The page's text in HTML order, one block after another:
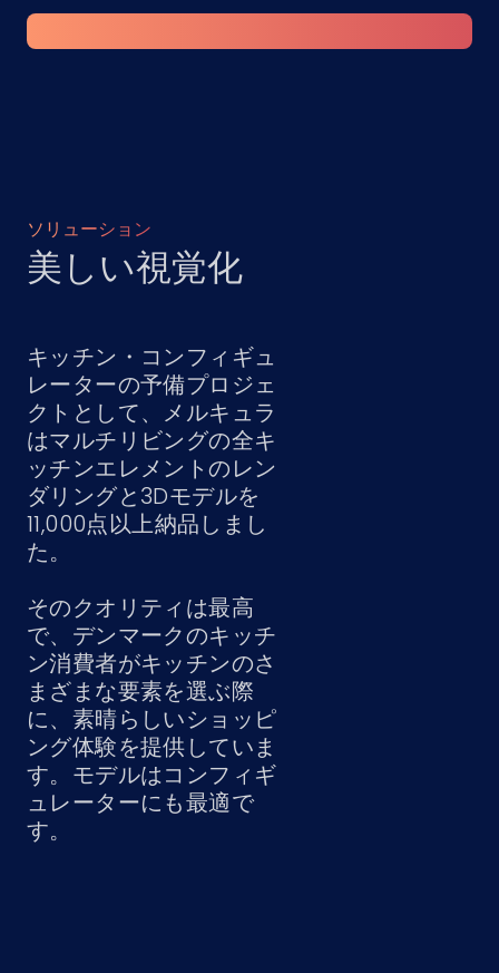
ソリューション
美しい視覚化
キッチン・コンフィギュ
レーターの予備プロジェ
クトとして、メルキュラ
はマルチリビングの全キ
ッチンエレメントのレン
ダリングと3Dモデルを
11,000点以上納品しまし
た。
そのクオリティは最高
で、デンマークのキッチ
ン消費者がキッチンのさ
まざまな要素を選ぶ際
に、素晴らしいショッピ
ング体験を提供していま
す。モデルはコンフィギ
ュレーターにも最適で
す。